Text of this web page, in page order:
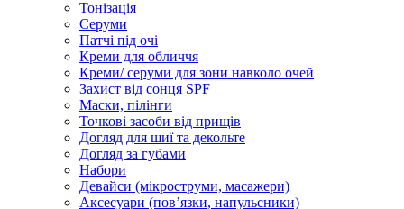
Тонізація
Серуми
Патчі під очі
Креми для обличчя
Креми/ серуми для зони навколо очей
Захист від сонця SPF
Маски, пілінги
Точкові засоби від прищів
Догляд для шиї та декольте
Догляд за губами
Набори
Девайси (мікроструми, масажери)
Аксесуари (повʼязки, напульсники)